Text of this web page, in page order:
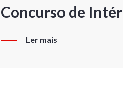
Concurso de
Ler mais